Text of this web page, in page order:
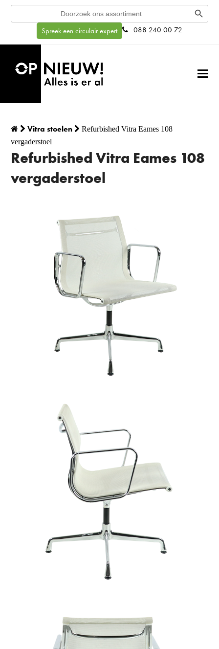
Search
Search Button
Spreek een circulair expert 088 240 00 72
Vitra stoelen
Refurbished Vitra Eames 108
vergaderstoel
Refurbished Vitra Eames 108
vergaderstoel